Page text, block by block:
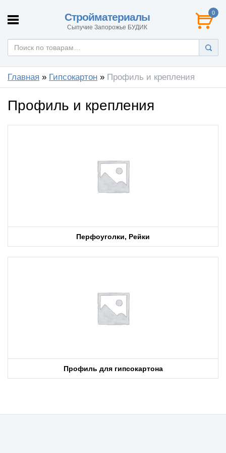
Стройматериалы
Сыпучие Запорожье БУДИК
0
Главная » Гипсокартон » Профиль и крепления
Профиль и крепления
Перфоуголки, Рейки
Профиль для гипсокартона